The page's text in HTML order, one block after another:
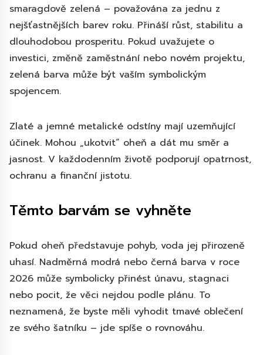
smaragdově zelená – považována za jednu z
nejšťastnějších barev roku. Přináší růst, stabilitu a
dlouhodobou prosperitu. Pokud uvažujete o
investici, změně zaměstnání nebo novém projektu,
zelená barva může být vaším symbolickým
spojencem.
Zlaté a jemné metalické odstíny mají uzemňující
účinek. Mohou „ukotvit“ oheň a dát mu směr a
jasnost. V každodenním životě podporují opatrnost,
ochranu a finanční jistotu.
Těmto barvám se vyhněte
Pokud oheň představuje pohyb, voda jej přirozeně
uhasí. Nadměrná modrá nebo černá barva v roce
2026 může symbolicky přinést únavu, stagnaci
nebo pocit, že věci nejdou podle plánu. To
neznamená, že byste měli vyhodit tmavé oblečení
ze svého šatníku – jde spíše o rovnováhu.